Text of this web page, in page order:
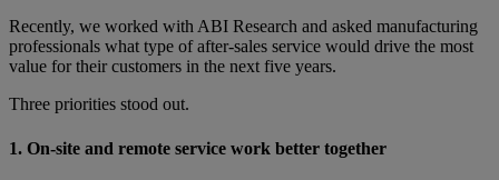
Recently, we worked with ABI Research and asked manufacturing
professionals what type of after-sales service would drive the most
value for their customers in the next five years.
Three priorities stood out.
1. On-site and remote service work better together